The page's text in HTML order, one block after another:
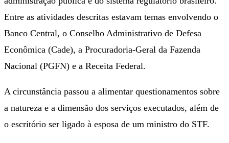
Entre as atividades descritas estavam temas envolvendo o
Banco Central, o Conselho Administrativo de Defesa
Econômica (Cade), a Procuradoria-Geral da Fazenda
Nacional (PGFN) e a Receita Federal.
A circunstância passou a alimentar questionamentos sobre
a natureza e a dimensão dos serviços executados, além de
o escritório ser ligado à esposa de um ministro do STF.